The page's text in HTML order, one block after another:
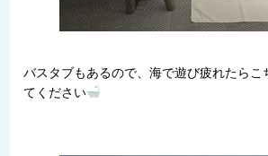
バスタブもあるので、海で遊び疲れたらこ
てください